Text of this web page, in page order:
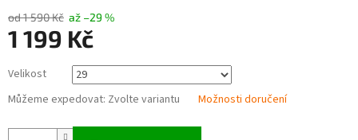
od 1 590 Kč až –29 %
1 199 Kč
cena:
Velikost
Můžeme expedovat: Zvolte variantu Možnosti doručení